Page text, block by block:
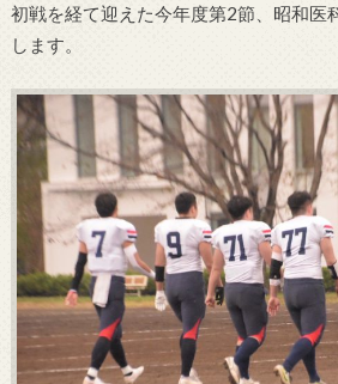
初戦を経て迎えた今年度第2節、昭和医
します。